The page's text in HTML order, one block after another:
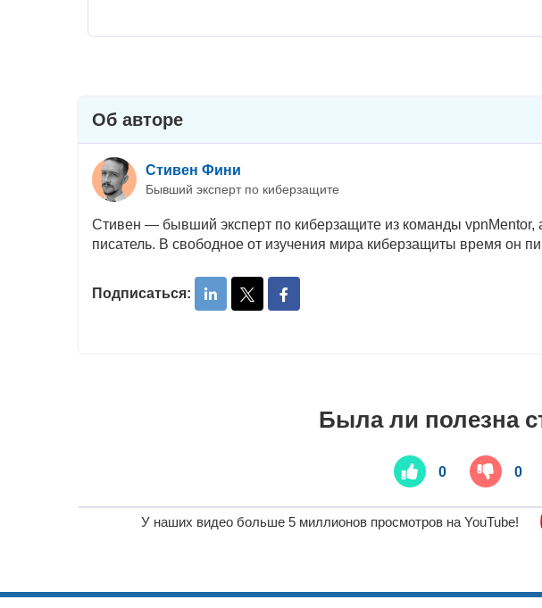
Об авторе
Стивен Фини
Бывший эксперт по киберзащите
Стивен — бывший эксперт по киберзащите из команды vpnMentor,
писатель. В свободное от изучения мира киберзащиты время он
Подписаться:
Была ли полезна
0 0
У наших видео больше 5 миллионов просмотров на YouTube!